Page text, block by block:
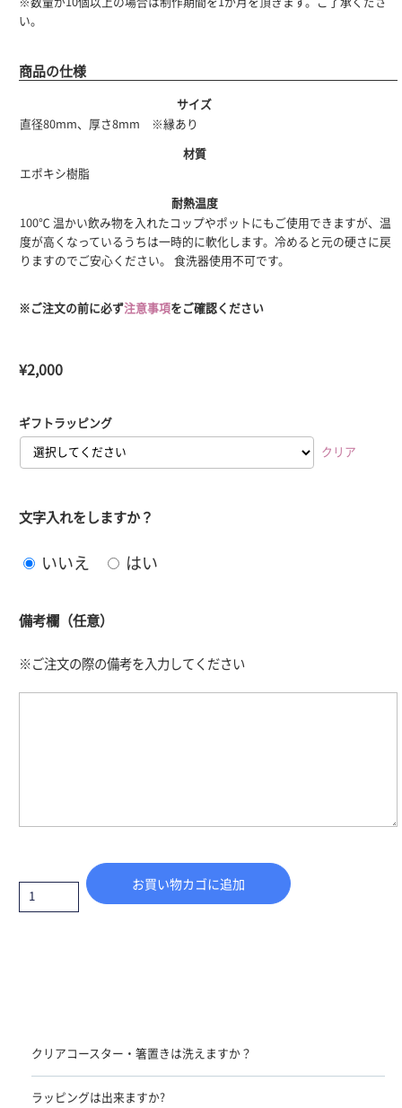
い。
商品の仕様
サイズ
直径80mm、厚さ8mm ※縁あり
材質
エポキシ樹脂
耐熱温度
100℃ 温かい飲み物を入れたコップやポットにもご使用できますが、温
度が高くなっているうちは一時的に軟化します。冷めると元の硬さに戻
りますのでご安心ください。 食洗器使用不可です。
※ご注文の前に必ず注意事項をご確認ください
¥2,000
ギフトラッピング
クリア
文字入れをしますか？
いいえ はい
備考欄（任意）
※ご注文の際の備考を入力してください
お買い物カゴに追加
クリアコースター・箸置きは洗えますか？
ラッピングは出来ますか?